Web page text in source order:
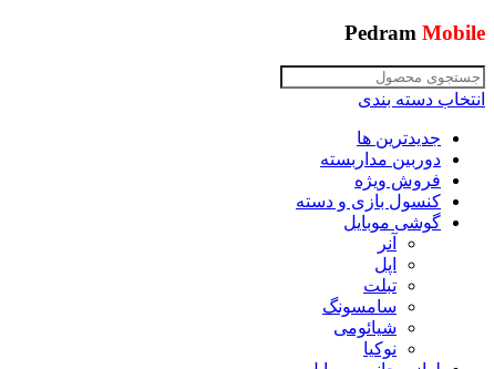
Pedram Mobile
انتخاب دسته بندی
جدیدترین ها
دوربین مداربسته
فروش ویژه
کنسول بازی و دسته
گوشی موبایل
آنر
اپل
تبلت
سامسونگ
شیائومی
نوکیا